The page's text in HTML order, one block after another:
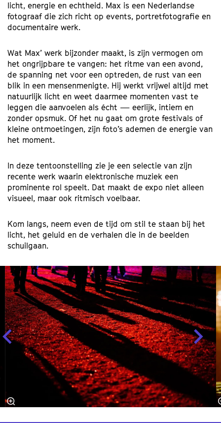
licht, energie en echtheid. Max is een Nederlandse
fotograaf die zich richt op events, portretfotografie en
documentaire werk.
Wat Max’ werk bijzonder maakt, is zijn vermogen om
het ongrijpbare te vangen: het ritme van een avond,
de spanning net voor een optreden, de rust van een
blik in een mensenmenigte. Hij werkt vrijwel altijd met
natuurlijk licht en weet daarmee momenten vast te
leggen die aanvoelen als écht — eerlijk, intiem en
zonder opsmuk. Of het nu gaat om grote festivals of
kleine ontmoetingen, zijn foto’s ademen de energie van
het moment.
In deze tentoonstelling zie je een selectie van zijn
recente werk waarin elektronische muziek een
prominente rol speelt. Dat maakt de expo niet alleen
visueel, maar ook ritmisch voelbaar.
Kom langs, neem even de tijd om stil te staan bij het
licht, het geluid en de verhalen die in de beelden
schuilgaan.
Overslaan